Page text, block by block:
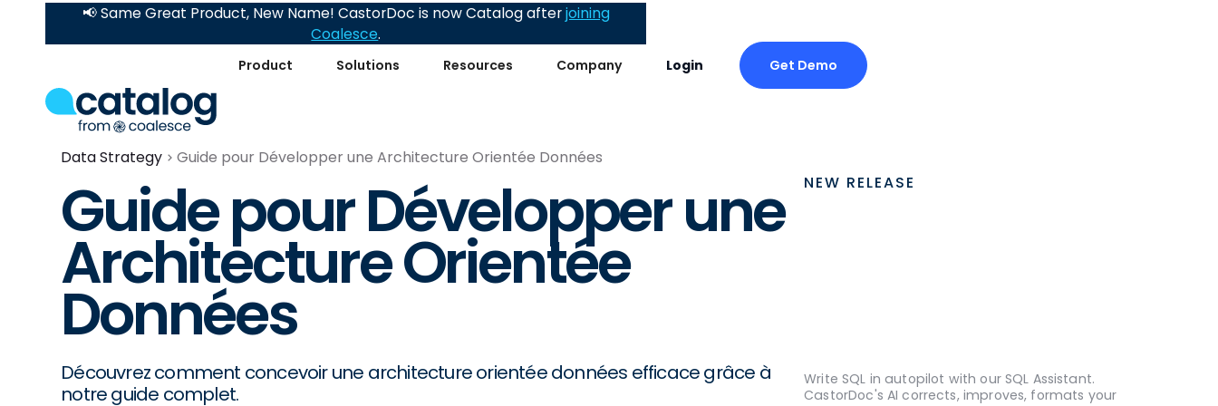
Product Solutions Resources Company Login Get Demo
📢 Same Great Product, New Name! CastorDoc is now Catalog afterjoining
Coalesce.
Data Strategy Guide pour Développer une Architecture Orientée Données
Guide pour Développer une
Architecture Orientée
Données
Découvrez comment concevoir une architecture orientée données efficace grâce à
notre guide complet.
NEW RELEASE
Write SQL in autopilot with our SQL Assistant.
CastorDoc's AI corrects, improves, formats your